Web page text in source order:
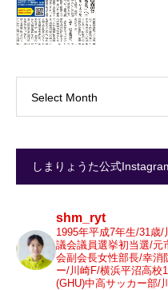
Select Month
しまりょうた公式
shm_ryt
1995年平成7年生/31歳
議会議員選挙初当選/元
会副会長女性部長/幸消
ー/川崎F/横浜平沼高校
(GHU)中高サッカー部/